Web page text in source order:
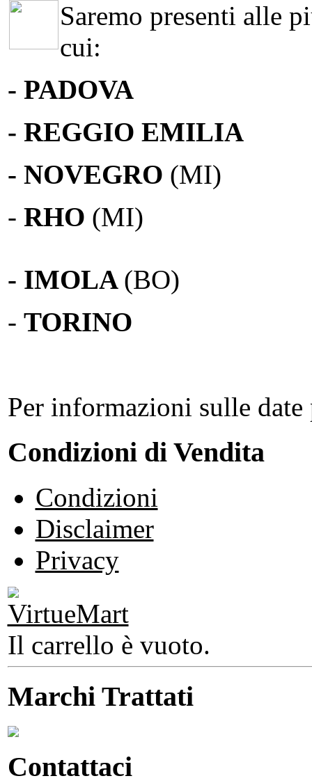
Saremo presenti alle
cui:
- PADOVA
- REGGIO EMILIA
- NOVEGRO (MI)
- RHO (MI)
- IMOLA (BO)
- TORINO
Per informazioni sulle
Condizioni di Vendita
Condizioni
Disclaimer
Privacy
Il carrello è vuoto.
Marchi Trattati
Contattaci